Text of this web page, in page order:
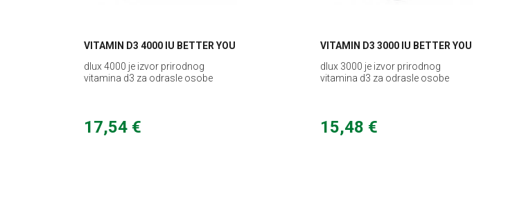
VITAMIN D3 4000 IU BETTER YOU
dlux 4000 je izvor prirodnog
vitamina d3 za odrasle osobe
17,54 €
VITAMIN D3 3000 IU BETTER YOU
dlux 3000 je izvor prirodnog
vitamina d3 za odrasle osobe
15,48 €